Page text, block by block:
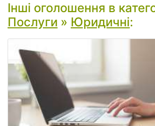
Інші оголошення в
Послуги » Юридичні: